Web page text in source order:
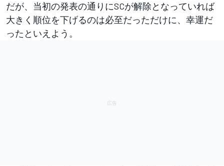
だが、当初の発表の通りにSCが解除となっていれば
大きく順位を下げるのは必至だっただけに、幸運だ
ったといえよう。